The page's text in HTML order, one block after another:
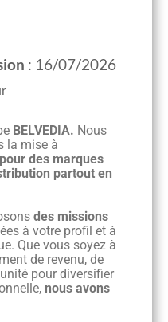
: 16/07/2026
BELVEDIA. Nous
la mise à
pour des marques
partout en
des missions
à votre profil et à
Que vous soyez à
de revenu, de
pour diversifier
nous avons